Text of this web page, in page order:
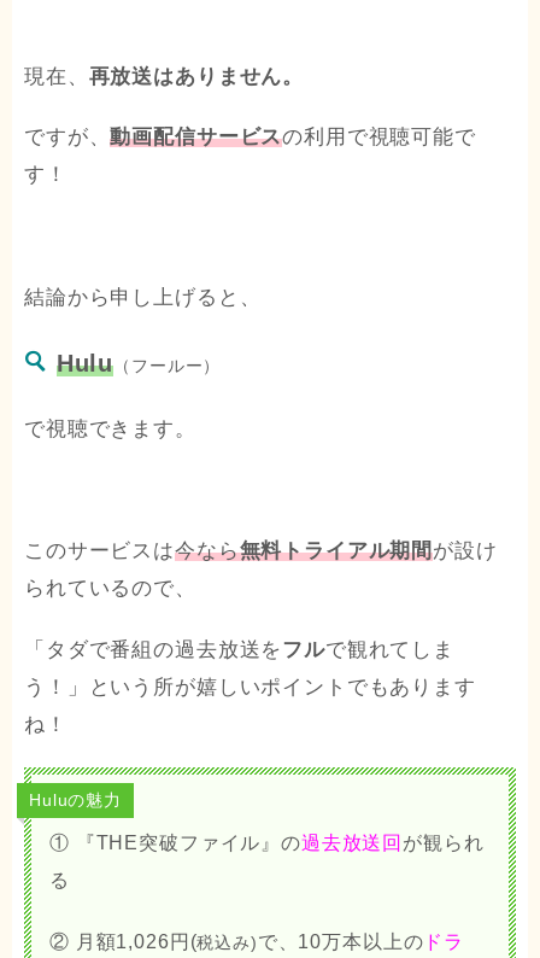
現在、 再放送はありません。
ですが、動画配信サービスの利用で視聴可能で
す！
結論から申し上げると、
Hulu （フールー）
で視聴できます。
このサービスは今なら無料トライアル期間が設け
られているので、
「タダで番組の過去放送をフルで観れてしま
う！」という所が嬉しいポイントでもあります
ね！
Huluの魅力
① 『THE突破ファイル』の過去放送回 が観られ
る
② 月額1,026円(税込み)で、10万本以上の ドラ